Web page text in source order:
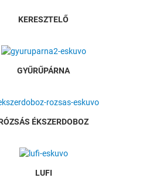
KERESZTELŐ
GYŰRŰPÁRNA
ÉKSZERDOBOZ
LUFI